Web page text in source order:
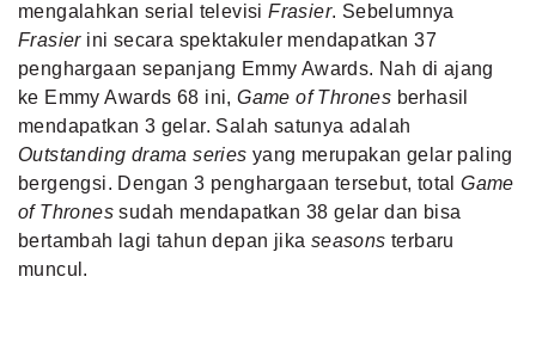
mengalahkan serial televisiFrasier. Sebelumnya
Frasier ini secara spektakuler mendapatkan 37
penghargaan sepanjang Emmy Awards. Nah di ajang
ke Emmy Awards 68 ini,Game of Thrones berhasil
mendapatkan 3 gelar. Salah satunya adalah
Outstanding drama series yang merupakan gelar paling
bergengsi. Dengan 3 penghargaan tersebut, totalGame
of Thrones sudah mendapatkan 38 gelar dan bisa
bertambah lagi tahun depan jika seasons terbaru
muncul.